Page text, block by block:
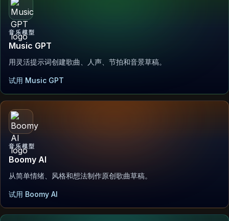
音乐模型
Music GPT
用灵活提示词创建歌曲、人声、节拍和音景草稿。
试用 Music GPT
音乐模型
Boomy AI
从简单情绪、风格和想法制作原创歌曲草稿。
试用 Boomy AI